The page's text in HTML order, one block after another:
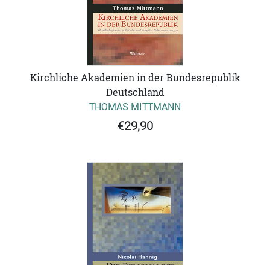
Kirchliche Akademien in der Bundesrepublik
Deutschland
THOMAS MITTMANN
€29,90